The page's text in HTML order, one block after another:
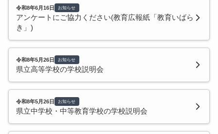
令和8年6月16日 お知らせ
アンケートにご協力ください(教育広報紙「教育いばら
き」)
令和8年5月26日 お知らせ
県立高等学校の学校説明会
令和8年5月26日 お知らせ
県立中学校・中等教育学校の学校説明会